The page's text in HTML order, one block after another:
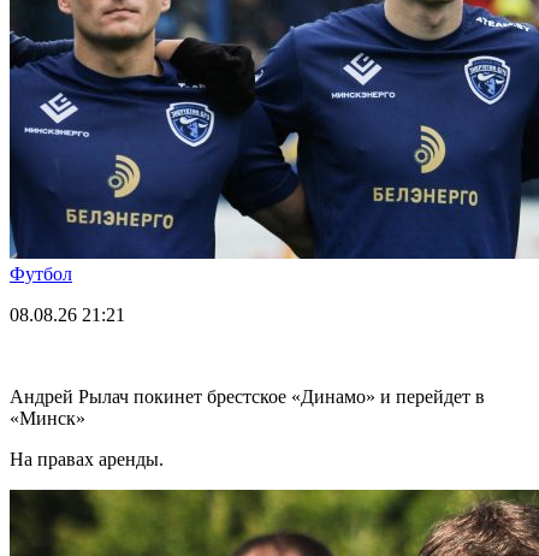
Футбол
08.08.26 21:21
Андрей Рылач покинет брестское «Динамо» и перейдет в
«Минск»
На правах аренды.